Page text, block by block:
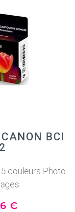
BCI
couleurs Photo
€